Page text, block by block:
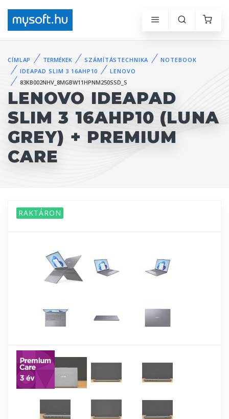
CÍMLAP TERMÉKEK SZÁMÍTÁSTECHNIKA
NOTEBOOK
IDEAPAD SLIM 3 16AHP10
LENOVO
83KB002NHV_8MGBW11HPNM250SSD_S
LENOVO IDEAPAD
SLIM 3 16AHP10 (LUNA
GREY) + PREMIUM
CARE
RAKTÁRON